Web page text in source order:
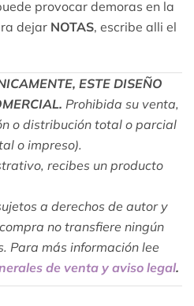
provocar demoras en la
dejar NOTAS, escribe alli el
ESTE DISEÑO
Prohibida su venta,
o distribución total o parcial
o impreso).
recibes un producto
a derechos de autor y
no transfiere ningún
Para más información lee
de venta y aviso legal.